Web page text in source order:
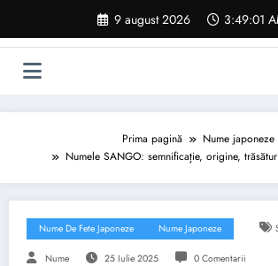
conținut
9 august 2026 3:49:02
Prima pagină
Nume japoneze
Numele SANGO: semnificație, origine,
Nume De Fete Japoneze Nume Japoneze
Nume 25 Iulie 2025 0 Comentarii